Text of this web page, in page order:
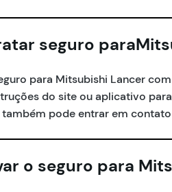
seguro
para Mitsubishi Lancer
do site ou aplicativo
pode entrar em
o seguro para